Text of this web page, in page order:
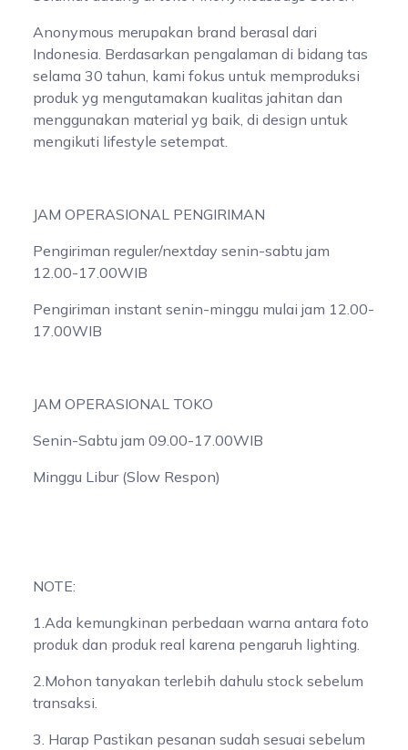
Anonymous merupakan brand berasal dari
Indonesia. Berdasarkan pengalaman di bidang tas
selama 30 tahun, kami fokus untuk memproduksi
produk yg mengutamakan kualitas jahitan dan
menggunakan material yg baik, di design untuk
mengikuti lifestyle setempat.
JAM OPERASIONAL PENGIRIMAN
Pengiriman reguler/nextday senin-sabtu jam
12.00-17.00WIB
Pengiriman instant senin-minggu mulai jam 12.00-
17.00WIB
JAM OPERASIONAL TOKO
Senin-Sabtu jam 09.00-17.00WIB
Minggu Libur (Slow Respon)
NOTE:
1.Ada kemungkinan perbedaan warna antara foto
produk dan produk real karena pengaruh lighting.
2.Mohon tanyakan terlebih dahulu stock sebelum
transaksi.
3. Harap Pastikan pesanan sudah sesuai sebelum